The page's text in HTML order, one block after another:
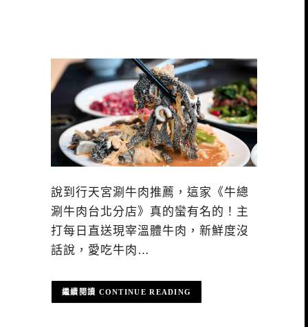
說到行天宮涮牛肉推薦，這家《牛總
涮牛肉台北分店》真的蠻有名的！主
打每日直送現宰溫體牛肉，新鮮度沒
話說，愛吃牛肉…
CONTINUE READING